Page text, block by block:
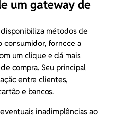
um gateway de
métodos de
consumidor, fornece a
um clique e dá mais
compra. Seu principal
entre clientes,
e bancos.
inadimplências ao